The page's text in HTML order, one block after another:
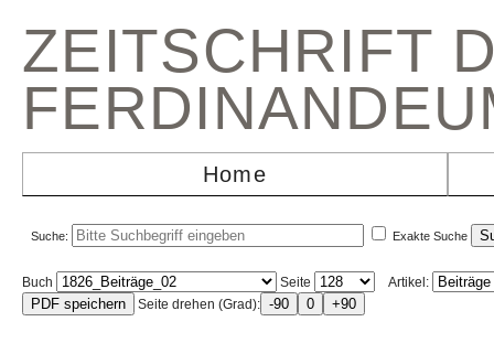
ZEITSCHRIFT
Home
Suche: Exakte Suche
Buch Seite
Artikel:
Seite drehen (Grad):